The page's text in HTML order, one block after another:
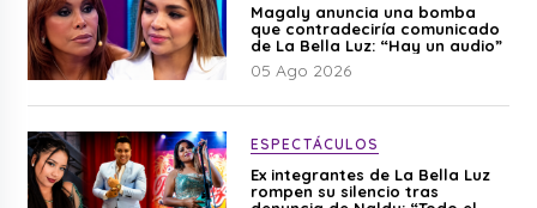
Magaly anuncia una bomba
que contradeciría comunicado
de La Bella Luz: “Hay un audio”
05 Ago 2026
ESPECTÁCULOS
Ex integrantes de La Bella Luz
rompen su silencio tras